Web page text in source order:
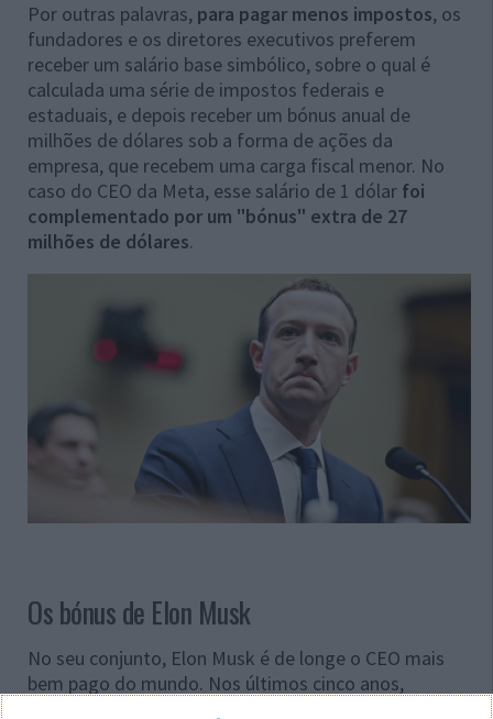
Por outras palavras, para pagar menos impostos, os
fundadores e os diretores executivos preferem
receber um salário base simbólico, sobre o qual é
calculada uma série de impostos federais e
estaduais, e depois receber um bónus anual de
milhões de dólares sob a forma de ações da
empresa, que recebem uma carga fiscal menor. No
caso do CEO da Meta, esse salário de 1 dólar foi
complementado por um "bónus" extra de 27
milhões de dólares.
Os bónus de Elon Musk
No seu conjunto, Elon Musk é de longe o CEO mais
bem pago do mundo. Nos últimos cinco anos,